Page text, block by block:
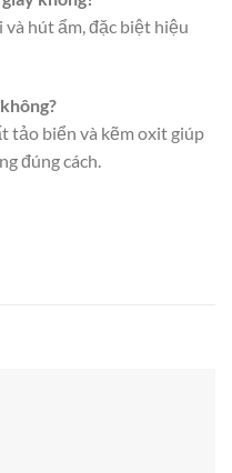
và hút ẩm, đặc biệt hiệu
tảo biển và kẽm oxit giúp
đúng cách.